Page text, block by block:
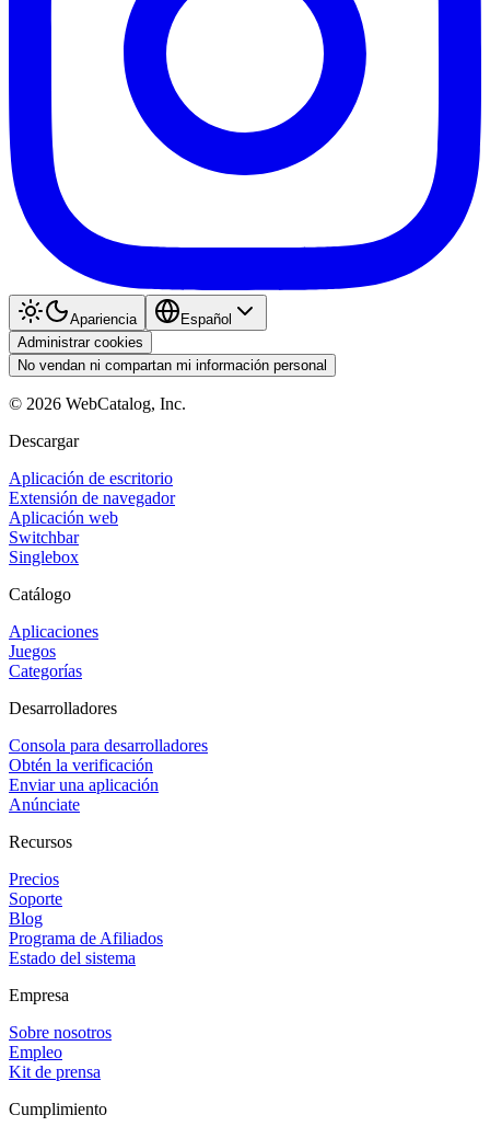
Apariencia
Español
Administrar cookies
No vendan ni compartan mi información personal
© 2026 WebCatalog, Inc.
Descargar
Aplicación de escritorio
Extensión de navegador
Aplicación web
Switchbar
Singlebox
Catálogo
Aplicaciones
Juegos
Categorías
Desarrolladores
Consola para desarrolladores
Obtén la verificación
Enviar una aplicación
Anúnciate
Recursos
Precios
Soporte
Blog
Programa de Afiliados
Estado del sistema
Empresa
Sobre nosotros
Empleo
Kit de prensa
Cumplimiento